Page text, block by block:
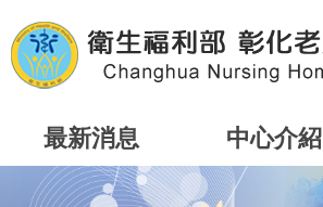
到
主
最新消息 中心介紹